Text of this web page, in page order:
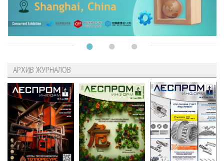
АРХИВ ЖУРНАЛОВ